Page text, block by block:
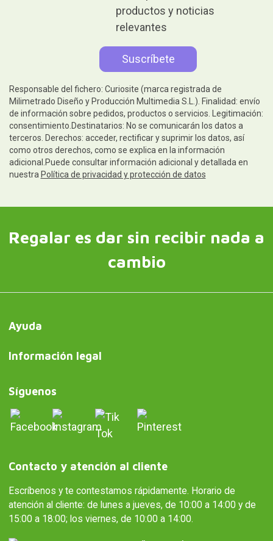
productos y noticias
relevantes
Responsable del fichero: Curiosite (marca registrada de
Milimetrado Diseño y Producción Multimedia S.L.). Finalidad: envío
de información sobre pedidos, productos o servicios. Legitimación:
consentimiento.Destinatarios: No se comunicarán los datos a
terceros. Derechos: acceder, rectificar y suprimir los datos, así
como otros derechos, como se explica en la información
adicional.Puede consultar información adicional y detallada en
nuestra Política de privacidad y protección de datos
Regalar es dar sin recibir nada a
cambio
Ayuda
Información legal
Síguenos
Contacto y atención al cliente
Escríbenos y te contestamos rápidamente. Horario de
atención al cliente: de lunes a jueves, de 10:00 a 14:00 y de
15:00 a 18:00; los viernes, de 10:00 a 14:00.